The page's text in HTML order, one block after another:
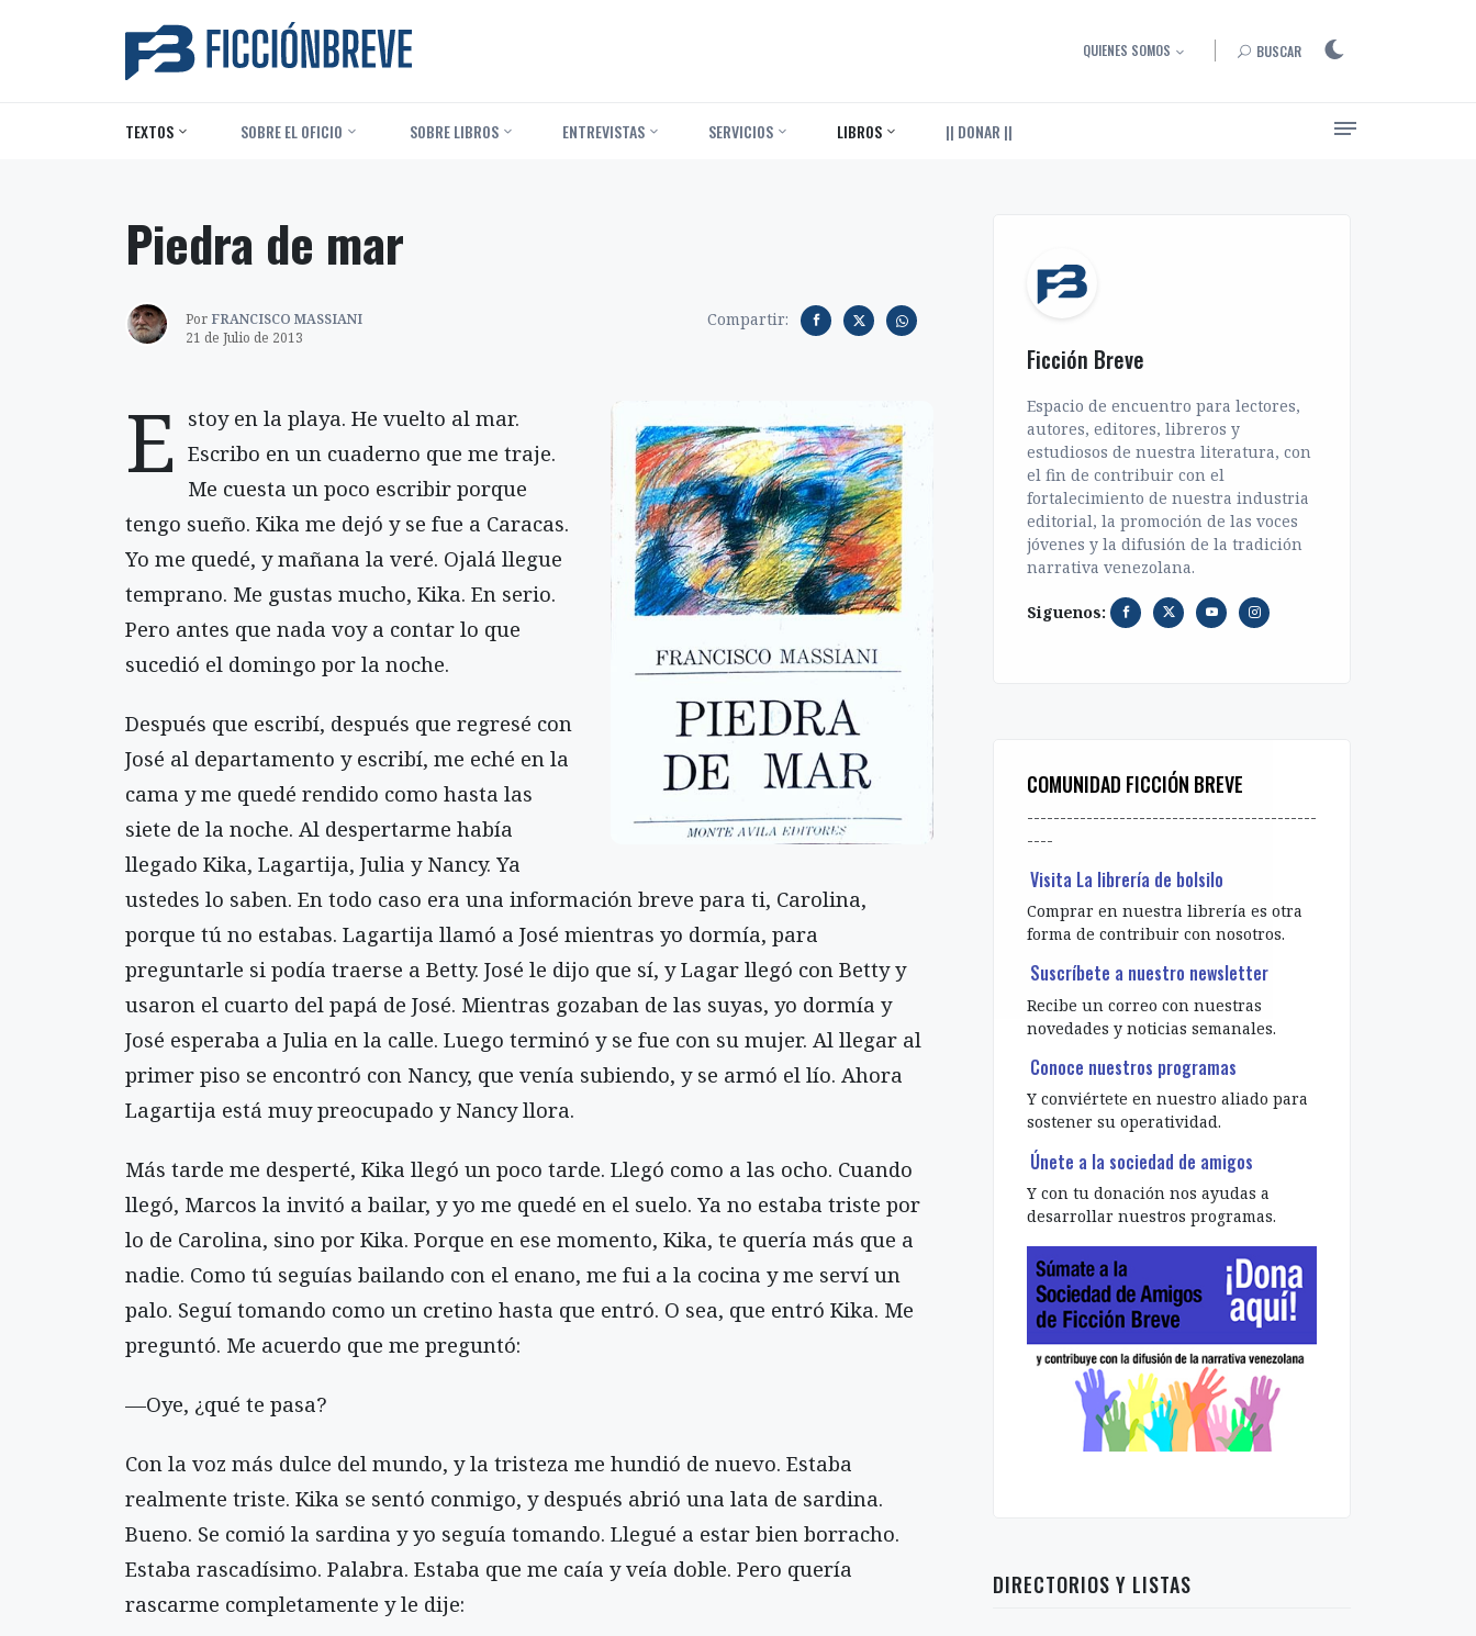
QUIENES SOMOS BUSCAR
TEXTOS ‎ SOBRE EL OFICIO ‎ SOBRE LIBROS ENTREVISTAS SERVICIOS LIBROS || DONAR ||
Piedra de mar
Por FRANCISCO MASSIANI
21 de Julio de 2013
Compartir:
E stoy en la playa. He vuelto al mar.
Escribo en un cuaderno que me traje.
Me cuesta un poco escribir porque
tengo sueño. Kika me dejó y se fue a Caracas.
Yo me quedé, y mañana la veré. Ojalá llegue
temprano. Me gustas mucho, Kika. En serio.
Pero antes que nada voy a contar lo que
sucedió el domingo por la noche.
Después que escribí, después que regresé con
José al departamento y escribí, me eché en la
cama y me quedé rendido como hasta las
siete de la noche. Al despertarme había
llegado Kika, Lagartija, Julia y Nancy. Ya
ustedes lo saben. En todo caso era una información breve para ti, Carolina,
porque tú no estabas. Lagartija llamó a José mientras yo dormía, para
preguntarle si podía traerse a Betty. José le dijo que sí, y Lagar llegó con Betty y
usaron el cuarto del papá de José. Mientras gozaban de las suyas, yo dormía y
José esperaba a Julia en la calle. Luego terminó y se fue con su mujer. Al llegar al
primer piso se encontró con Nancy, que venía subiendo, y se armó el lío. Ahora
Lagartija está muy preocupado y Nancy llora.
Más tarde me desperté, Kika llegó un poco tarde. Llegó como a las ocho. Cuando
llegó, Marcos la invitó a bailar, y yo me quedé en el suelo. Ya no estaba triste por
lo de Carolina, sino por Kika. Porque en ese momento, Kika, te quería más que a
nadie. Como tú seguías bailando con el enano, me fui a la cocina y me serví un
palo. Seguí tomando como un cretino hasta que entró. O sea, que entró Kika. Me
preguntó. Me acuerdo que me preguntó:
—Oye, ¿qué te pasa?
Con la voz más dulce del mundo, y la tristeza me hundió de nuevo. Estaba
realmente triste. Kika se sentó conmigo, y después abrió una lata de sardina.
Bueno. Se comió la sardina y yo seguía tomando. Llegué a estar bien borracho.
Estaba rascadísimo. Palabra. Estaba que me caía y veía doble. Pero quería
rascarme completamente y le dije:
Ficción Breve
Espacio de encuentro para lectores,
autores, editores, libreros y
estudiosos de nuestra literatura, con
el fin de contribuir con el
fortalecimiento de nuestra industria
editorial, la promoción de las voces
jóvenes y la difusión de la tradición
narrativa venezolana.
Siguenos:
COMUNIDAD FICCIÓN BREVE
--------------------------------------------
----
Visita La librería de bolsilo
Comprar en nuestra librería es otra
forma de contribuir con nosotros.
Suscríbete a nuestro newsletter
Recibe un correo con nuestras
novedades y noticias semanales.
Conoce nuestros programas
Y conviértete en nuestro aliado para
sostener su operatividad.
Únete a la sociedad de amigos
Y con tu donación nos ayudas a
desarrollar nuestros programas.
DIRECTORIOS Y LISTAS